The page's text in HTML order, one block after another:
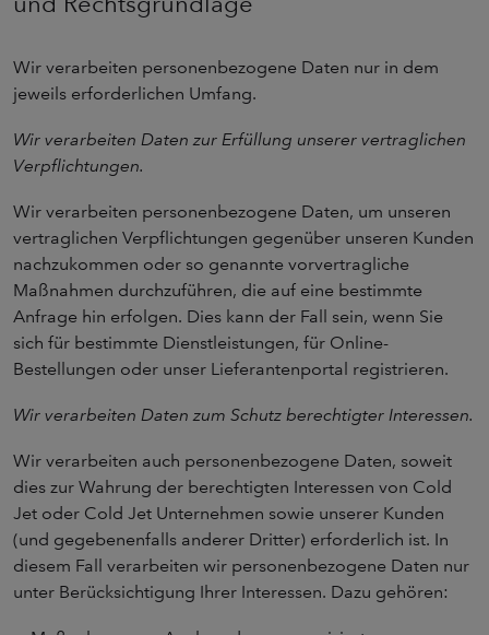
Wir verarbeiten personenbezogene Daten nur in dem
jeweils erforderlichen Umfang.
Wir verarbeiten Daten zur Erfüllung unserer vertraglichen
Verpflichtungen.
Wir verarbeiten personenbezogene Daten, um unseren
vertraglichen Verpflichtungen gegenüber unseren Kunden
nachzukommen oder so genannte vorvertragliche
Maßnahmen durchzuführen, die auf eine bestimmte
Anfrage hin erfolgen. Dies kann der Fall sein, wenn Sie
sich für bestimmte Dienstleistungen, für Online-
Bestellungen oder unser Lieferantenportal registrieren.
Wir verarbeiten Daten zum Schutz berechtigter Interessen.
Wir verarbeiten auch personenbezogene Daten, soweit
dies zur Wahrung der berechtigten Interessen von Cold
Jet oder Cold Jet Unternehmen sowie unserer Kunden
(und gegebenenfalls anderer Dritter) erforderlich ist. In
diesem Fall verarbeiten wir personenbezogene Daten nur
unter Berücksichtigung Ihrer Interessen. Dazu gehören: